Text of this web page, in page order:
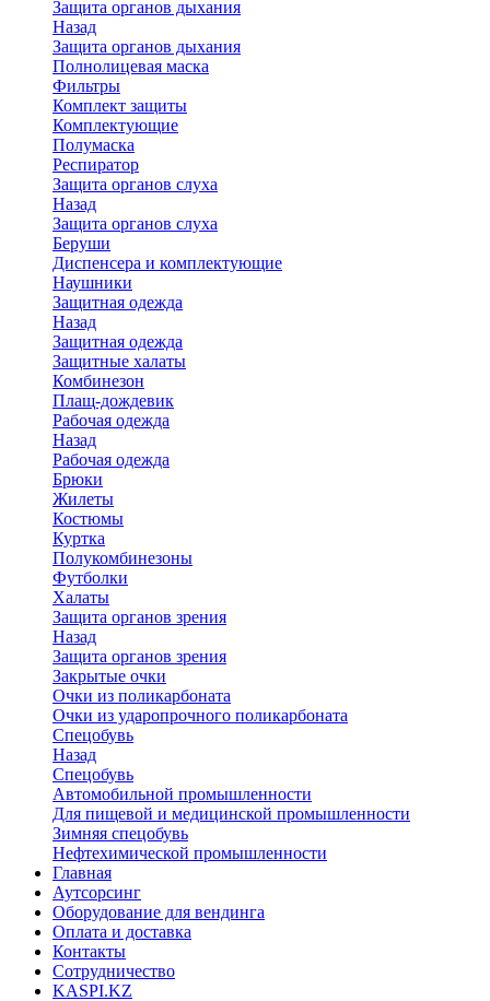
Защита органов дыхания
Назад
Защита органов дыхания
Полнолицевая маска
Фильтры
Комплект защиты
Комплектующие
Полумаска
Респиратор
Защита органов слуха
Назад
Защита органов слуха
Беруши
Диспенсера и комплектующие
Наушники
Защитная одежда
Назад
Защитная одежда
Защитные халаты
Комбинезон
Плащ-дождевик
Рабочая одежда
Назад
Рабочая одежда
Брюки
Жилеты
Костюмы
Куртка
Полукомбинезоны
Футболки
Халаты
Защита органов зрения
Назад
Защита органов зрения
Закрытые очки
Очки из поликарбоната
Очки из ударопрочного поликарбоната
Спецобувь
Назад
Спецобувь
Автомобильной промышленности
Для пищевой и медицинской промышленности
Зимняя спецобувь
Нефтехимической промышленности
Главная
Аутсорсинг
Оборудование для вендинга
Оплата и доставка
Контакты
Сотрудничество
KASPI.KZ